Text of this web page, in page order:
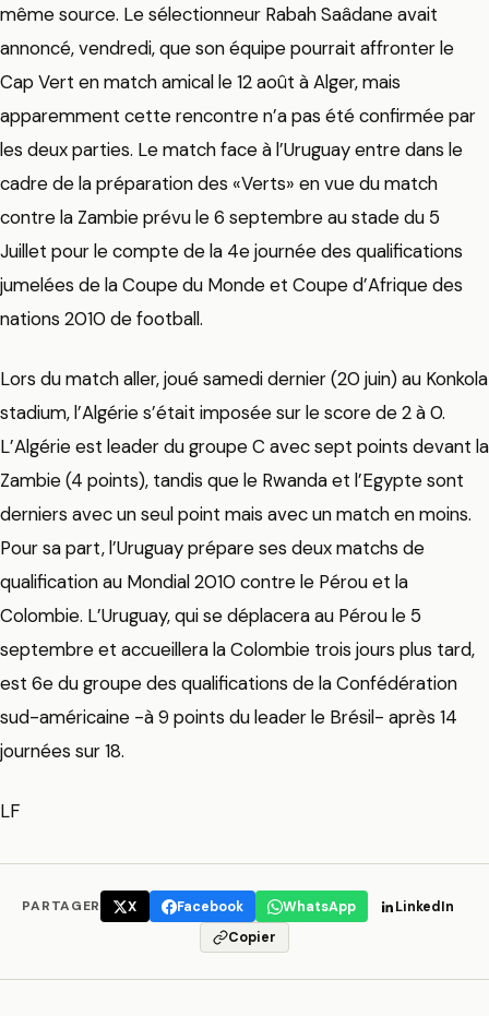
même source. Le sélectionneur Rabah Saâdane avait
annoncé, vendredi, que son équipe pourrait affronter le
Cap Vert en match amical le 12 août à Alger, mais
apparemment cette rencontre n’a pas été confirmée par
les deux parties. Le match face à l’Uruguay entre dans le
cadre de la préparation des «Verts» en vue du match
contre la Zambie prévu le 6 septembre au stade du 5
Juillet pour le compte de la 4e journée des qualifications
jumelées de la Coupe du Monde et Coupe d’Afrique des
nations 2010 de football.
Lors du match aller, joué samedi dernier (20 juin) au Konkola
stadium, l’Algérie s’était imposée sur le score de 2 à 0.
L’Algérie est leader du groupe C avec sept points devant la
Zambie (4 points), tandis que le Rwanda et l’Egypte sont
derniers avec un seul point mais avec un match en moins.
Pour sa part, l’Uruguay prépare ses deux matchs de
qualification au Mondial 2010 contre le Pérou et la
Colombie. L’Uruguay, qui se déplacera au Pérou le 5
septembre et accueillera la Colombie trois jours plus tard,
est 6e du groupe des qualifications de la Confédération
sud-américaine -à 9 points du leader le Brésil- après 14
journées sur 18.
LF
PARTAGER X Facebook WhatsApp
LinkedIn
Copier